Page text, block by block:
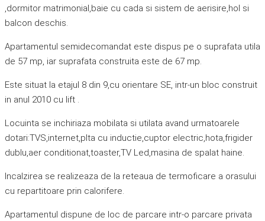
,dormitor matrimonial,baie cu cada si sistem de aerisire,hol si
balcon deschis.
Apartamentul semidecomandat este dispus pe o suprafata utila
de 57 mp, iar suprafata construita este de 67 mp.
Este situat la etajul 8 din 9,cu orientare SE, intr-un bloc construit
in anul 2010 cu lift .
Locuinta se inchiriaza mobilata si utilata avand urmatoarele
dotari:TVS,internet,plta cu inductie,cuptor electric,hota,frigider
dublu,aer conditionat,toaster,TV Led,masina de spalat haine.
Incalzirea se realizeaza de la reteaua de termoficare a orasului
cu repartitoare prin calorifere.
Apartamentul dispune de loc de parcare intr-o parcare privata